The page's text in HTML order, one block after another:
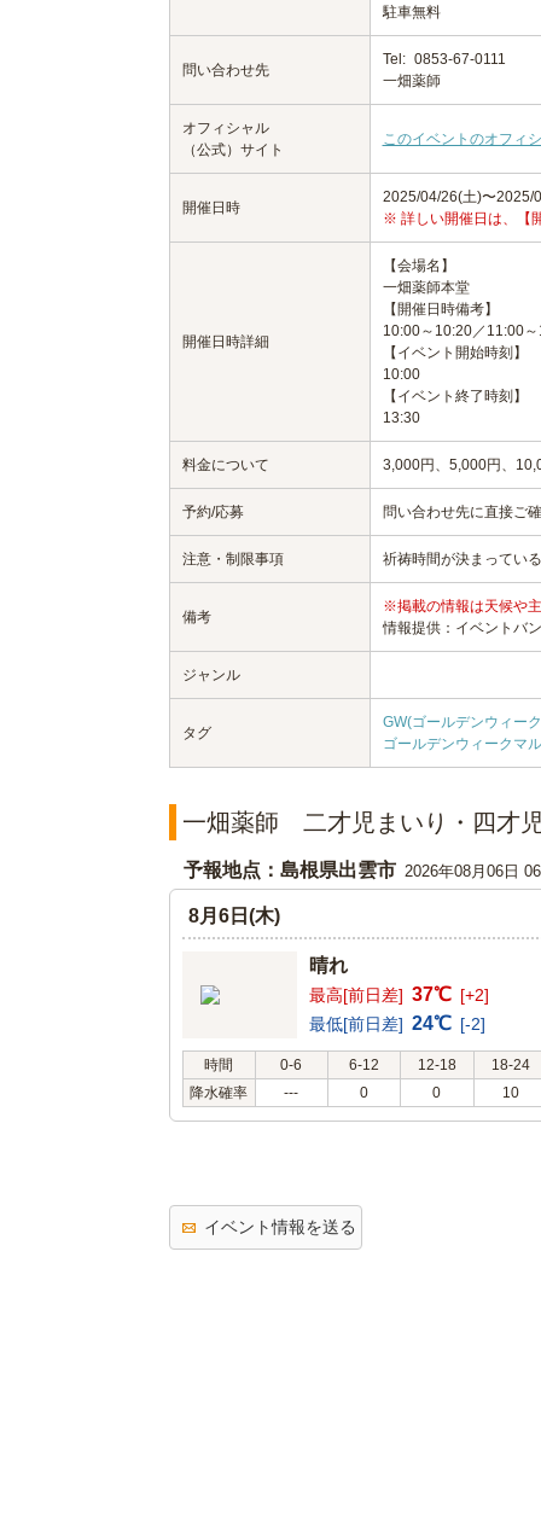
駐車無料
問い合わせ先
Tel: 0853-67-0111
一畑薬師
オフィシャル
（公式）サイト
このイベントのオフィ
開催日時
2025/04/26(土)〜2025/
※ 詳しい開催日は、【
開催日時詳細
【会場名】
一畑薬師本堂
【開催日時備考】
10:00～10:20／11:00
【イベント開始時刻】
10:00
【イベント終了時刻】
13:30
料金について 3,000円、5,000円、
予約/応募 問い合わせ先に直接ご
注意・制限事項 祈祷時間が決まってい
備考
※掲載の情報は天候や
情報提供：イベントバ
ジャンル
タグ
GW(ゴールデンウィー
ゴールデンウィークマ
一畑薬師 二才児まいり・四才
予報地点：島根県出雲市 2026年08月06日
8月6日(木)
晴れ
最高[前日差] 37℃ [+2]
最低[前日差] 24℃ [-2]
時間 0-6 6-12 12-18
18-24
降水確率
--- 0 0 10
イベント情報を送る